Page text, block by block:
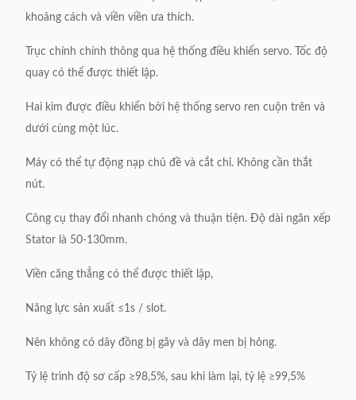
1500x 650x 1800mm
khoảng cách và viền viền ưa thích.
Trục chính chính thông qua hệ thống điều khiển servo.
Tốc độ
quay có thể được thiết lập.
Hai kim được điều khiển bởi hệ thống servo ren cuộn trên và
dưới cùng một lúc.
Máy có thể tự động nạp chủ đề và cắt chỉ. Không cần thắt
nút.
Công cụ thay đổi nhanh chóng và thuận tiện. Độ dài ngăn xếp
Stator là 50-130mm.
Viền căng thẳng có thể được thiết lập,
Năng lực sản xuất ≤1s / slot.
Nên không có dây đồng bị gãy và dây men bị hỏng.
Tỷ lệ trình độ sơ cấp ≥98,5%, sau khi làm lại, tỷ lệ ≥99,5%